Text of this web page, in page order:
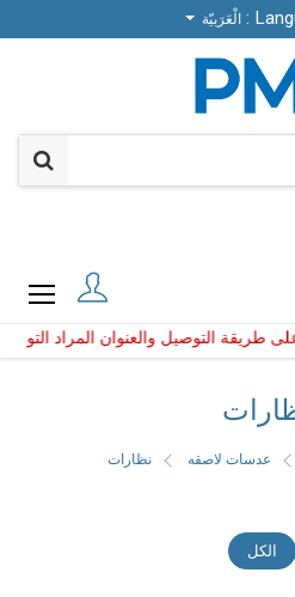
الْعَرَبيّة
والعنوان المراد التوصيل
الْعَرَبيّة
على طريقة التوصيل والعنوان
عدسات لاصقه نظارات
الكل